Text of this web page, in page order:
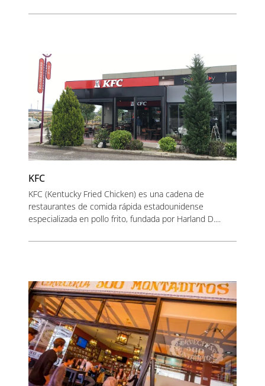
KFC
KFC (Kentucky Fried Chicken) es una cadena de
restaurantes de comida rápida estadounidense
especializada en pollo frito, fundada por Harland D....